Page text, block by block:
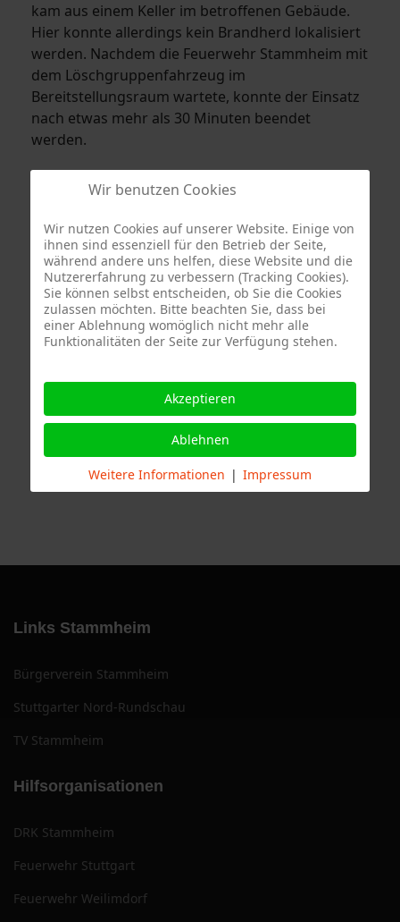
kam aus einem Keller im betroffenen Gebäude.
Hier konnte allerdings kein Brandherd lokalisiert
werden. Nachdem die Feuerwehr Stammheim mit
dem Löschgruppenfahrzeug im
Bereitstellungsraum wartete, konnte der Einsatz
nach etwas mehr als 30 Minuten beendet
werden.
Termine
Links Stammheim
Bürgerverein Stammheim
Stuttgarter Nord-Rundschau
TV Stammheim
Hilfsorganisationen
DRK Stammheim
Feuerwehr Stuttgart
Feuerwehr Weilimdorf
Wir benutzen Cookies
Wir nutzen Cookies auf unserer Website. Einige von
ihnen sind essenziell für den Betrieb der Seite,
während andere uns helfen, diese Website und die
Nutzererfahrung zu verbessern (Tracking Cookies).
Sie können selbst entscheiden, ob Sie die Cookies
zulassen möchten. Bitte beachten Sie, dass bei
einer Ablehnung womöglich nicht mehr alle
Funktionalitäten der Seite zur Verfügung stehen.
Akzeptieren
Ablehnen
Weitere Informationen | Impressum